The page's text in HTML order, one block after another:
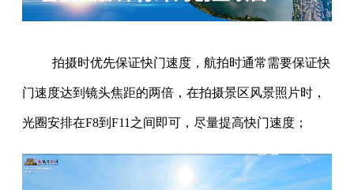
拍摄时优先保证快门速度，航拍时通常需要保证快
门速度达到镜头焦距的两倍，在拍摄景区风景照片时，
光圈安排在F8到F11之间即可，尽量提高快门速度；